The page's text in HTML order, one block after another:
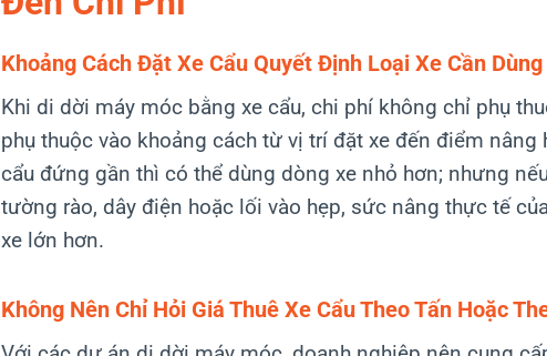
Khoảng Cách Đặt Xe Cẩu Quyết Định Loại Xe Cần Dùng
Khi di dời máy móc bằng xe cẩu, chi phí không chỉ phụ
phụ thuộc vào khoảng cách từ vị trí đặt xe đến điểm nâng
cẩu đứng gần thì có thể dùng dòng xe nhỏ hơn; nhưng
tường rào, dây điện hoặc lối vào hẹp, sức nâng thực tế
xe lớn hơn.
Không Nên Chỉ Hỏi Giá Thuê Xe Cẩu Theo Tấn Hoặc